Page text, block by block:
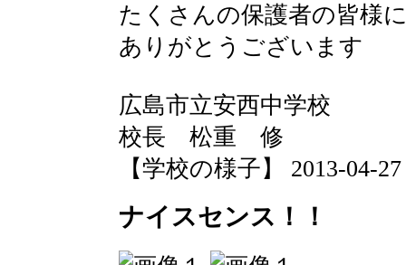
たくさんの保護者の皆様
ありがとうございます
広島市立安西中学校
校長 松重 修
【学校の様子】 2013-04-
ナイスセンス！！